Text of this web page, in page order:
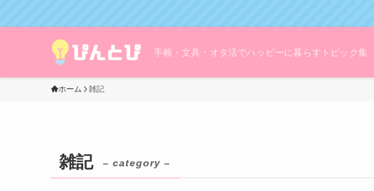
手帳・文具・オタ活でハッピーに暮らすトピック集
ホーム 雑記
雑記 – category –